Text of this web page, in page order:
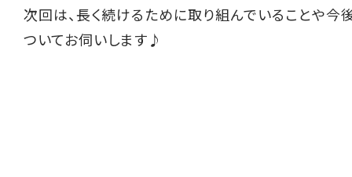
次回は、長く続けるために取り組んでいることや今
ついてお伺いします♪